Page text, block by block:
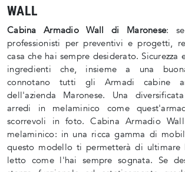
WALL
Cabina Armadio Wall di Maronese:
professionisti per preventivi e progetti,
casa che hai sempre desiderato.
ingredienti che, insieme a una
connotano tutti gli Armadi cabine
dell'azienda Maronese. Una
arredi in melaminico come
scorrevoli in foto. Cabina Armadio
melaminico: in una ricca gamma di
questo modello ti permetterà di ultimare
letto come l'hai sempre sognata. Se